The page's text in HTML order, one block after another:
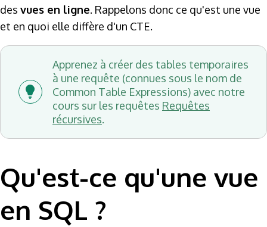
des vues en ligne. Rappelons donc ce qu'est une vue
et en quoi elle diffère d'un CTE.
Apprenez à créer des tables temporaires
à une requête (connues sous le nom de
Common Table Expressions) avec notre
cours sur les requêtes Requêtes
récursives.
Qu'est-ce qu'une vue
en SQL ?